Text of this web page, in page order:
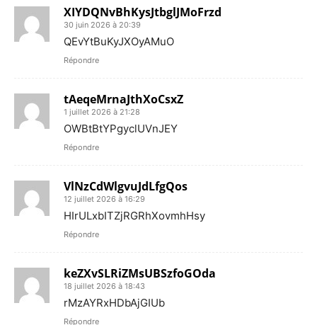
XIYDQNvBhKysJtbglJMoFrzd
30 juin 2026 à 20:39
QEvYtBuKyJXOyAMuO
Répondre
tAeqeMrnaJthXoCsxZ
1 juillet 2026 à 21:28
OWBtBtYPgyclUVnJEY
Répondre
VlNzCdWlgvuJdLfgQos
12 juillet 2026 à 16:29
HIrULxbITZjRGRhXovmhHsy
Répondre
keZXvSLRiZMsUBSzfoGOda
18 juillet 2026 à 18:43
rMzAYRxHDbAjGIUb
Répondre